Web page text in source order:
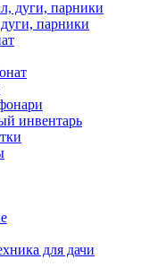
парники
инвентарь
для дачи